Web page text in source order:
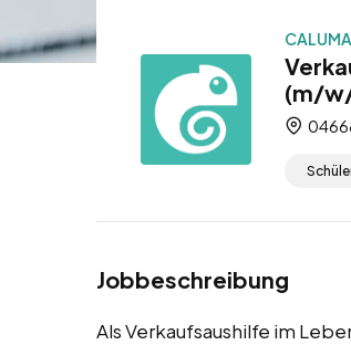
(m/
Jobbeschreibung
Als Verkaufsaushilfe im